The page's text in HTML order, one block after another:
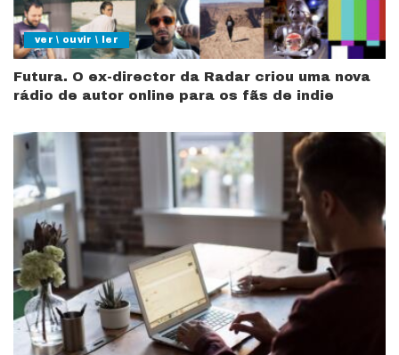
ver \ ouvir \ ler
Futura. O ex-director da Radar criou uma nova
rádio de autor online para os fãs de indie